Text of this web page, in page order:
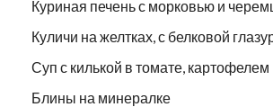
Куриная печень с морковью и
Куличи на желтках, с белковой
Суп с килькой в томате,
Блины на минералке